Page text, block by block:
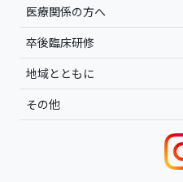
医療関係の方へ
卒後臨床研修
地域とともに
その他